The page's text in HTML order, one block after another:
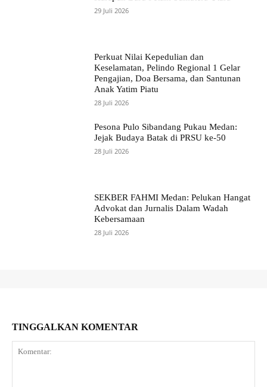
29 Juli 2026
Perkuat Nilai Kepedulian dan
Keselamatan, Pelindo Regional 1 Gelar
Pengajian, Doa Bersama, dan Santunan
Anak Yatim Piatu
28 Juli 2026
Pesona Pulo Sibandang Pukau Medan:
Jejak Budaya Batak di PRSU ke-50
28 Juli 2026
SEKBER FAHMI Medan: Pelukan Hangat
Advokat dan Jurnalis Dalam Wadah
Kebersamaan
28 Juli 2026
TINGGALKAN KOMENTAR